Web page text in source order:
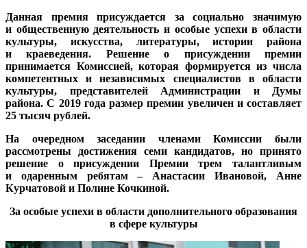
Данная премия присуждается за социально значимую
и общественную деятельность и особые успехи в области
культуры, искусства, литературы, истории района
и краеведения. Решение о присуждении премии
принимается Комиссией, которая формируется из числа
компетентных и независимых специалистов в области
культуры, представителей Администрации и Думы
района. С 2019 года размер премии увеличен и составляет
25 тысяч рублей.
На очередном заседании членами Комиссии были
рассмотрены достижения семи кандидатов, но принято
решение о присуждении Премии трем талантливым
и одаренным ребятам – Анастасии Ивановой, Анне
Курчатовой и Полине Кочкиной.
За особые успехи в области дополнительного образования
в сфере культуры